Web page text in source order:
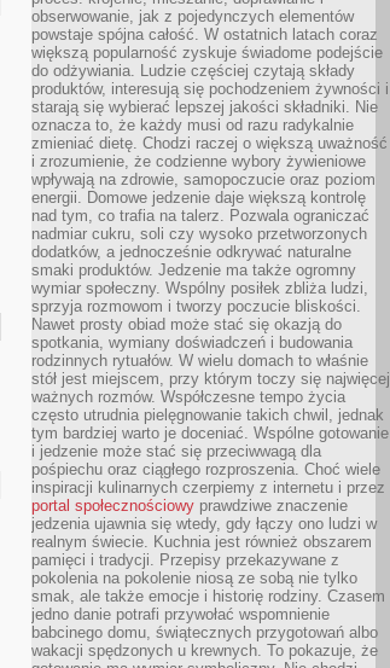
obserwowanie, jak z pojedynczych elementów
powstaje spójna całość. W ostatnich latach coraz
większą popularność zyskuje świadome podejście
do odżywiania. Ludzie częściej czytają składy
produktów, interesują się pochodzeniem żywności i
starają się wybierać lepszej jakości składniki. Nie
oznacza to, że każdy musi od razu radykalnie
zmieniać dietę. Chodzi raczej o większą uważność
i zrozumienie, że codzienne wybory żywieniowe
wpływają na zdrowie, samopoczucie oraz poziom
energii. Domowe jedzenie daje większą kontrolę
nad tym, co trafia na talerz. Pozwala ograniczać
nadmiar cukru, soli czy wysoko przetworzonych
dodatków, a jednocześnie odkrywać naturalne
smaki produktów. Jedzenie ma także ogromny
wymiar społeczny. Wspólny posiłek zbliża ludzi,
sprzyja rozmowom i tworzy poczucie bliskości.
Nawet prosty obiad może stać się okazją do
spotkania, wymiany doświadczeń i budowania
rodzinnych rytuałów. W wielu domach to właśnie
stół jest miejscem, przy którym toczy się najwięcej
ważnych rozmów. Współczesne tempo życia
często utrudnia pielęgnowanie takich chwil, jednak
tym bardziej warto je doceniać. Wspólne gotowanie
i jedzenie może stać się przeciwwagą dla
pośpiechu oraz ciągłego rozproszenia. Choć wiele
inspiracji kulinarnych czerpiemy z internetu i przez
portal społecznościowy prawdziwe znaczenie
jedzenia ujawnia się wtedy, gdy łączy ono ludzi w
realnym świecie. Kuchnia jest również obszarem
pamięci i tradycji. Przepisy przekazywane z
pokolenia na pokolenie niosą ze sobą nie tylko
smak, ale także emocje i historię rodziny. Czasem
jedno danie potrafi przywołać wspomnienie
babcinego domu, świątecznych przygotowań albo
wakacji spędzonych u krewnych. To pokazuje, że